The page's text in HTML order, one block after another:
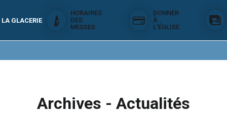
GLACERIE
HORAIRES
DES
MESSES
DONNER
À
L'ÉGLISE
Archives - Actualités